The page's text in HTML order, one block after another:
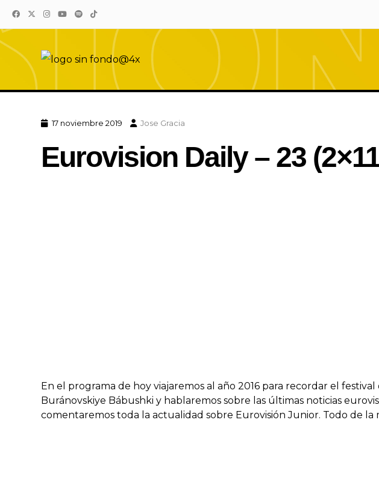
Eurovision Sound
El sonido de Eurovision está aquí
17 noviembre 2019 Jose Gracia
Eurovision Daily – 23
En el programa de hoy viajaremos al año 2016 para recordar el
Buránovskiye Bábushki y hablaremos sobre las últimas noticias
comentaremos toda la actualidad sobre Eurovisión Junior. Todo de la